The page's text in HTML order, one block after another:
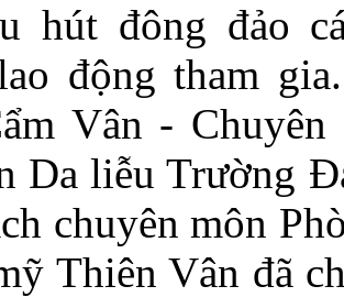
hút đông đảo
động tham
Vân -
Da liễu Trường
chuyên môn
Thiên Vân đã